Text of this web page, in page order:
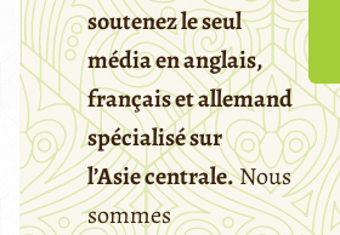
soutenez le seul
média en anglais,
français et allemand
spécialisé sur
l’Asie centrale.Nous
sommes